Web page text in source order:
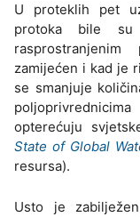
U proteklih pet
protoka bile
zamijećen i kad je
se smanjuje
opterećuju
State of Global
resursa).
Usto je